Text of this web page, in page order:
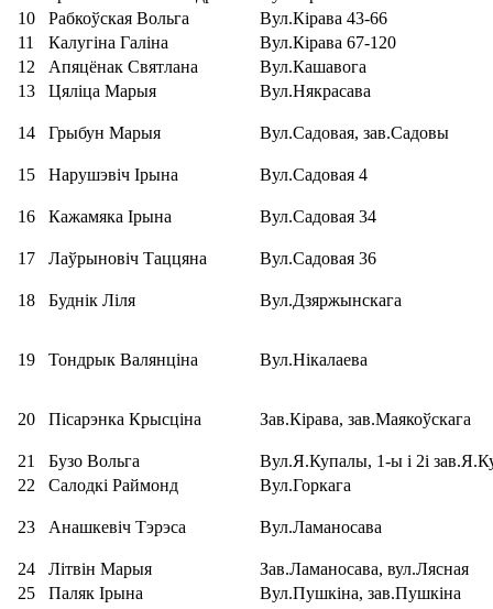
10
Рабкоўская Вольга
Вул.Кірава 43-66
11
Калугіна Галіна
Вул.Кірава 67-120
12
Апяцёнак Святлана
Вул.Кашавога
13
Цяліца Марыя Вул.Някрасава
14 Грыбун Марыя Вул.Садовая, зав.Садовы
15 Нарушэвіч Ірына Вул.Садовая 4
16 Кажамяка Ірына Вул.Садовая 34
17 Лаўрыновіч Таццяна Вул.Садовая 36
18 Буднік Ліля Вул.Дзяржынскага
19 Тондрык Валянціна Вул.Нікалаева
20 Пісарэнка Крысціна Зав.Кірава, зав.Маякоўскага
21 Бузо Вольга
Вул.Я.Купалы, 1-ы і 2і
22
Салодкі Раймонд Вул.Горкага
23 Анашкевіч Тэрэса Вул.Ламаносава
24 Літвін Марыя
Зав.Ламаносава, вул.Лясная
25
Паляк Ірына Вул.Пушкіна, зав.Пушкіна